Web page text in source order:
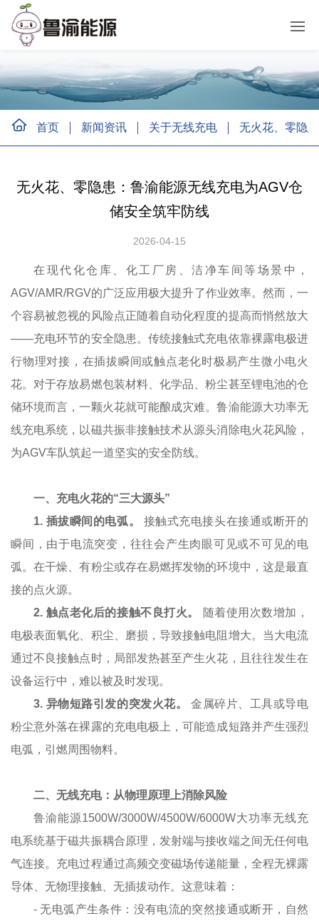
首页 新闻资讯 关于无线充电 无火花、零隐
无火花、零隐患：鲁渝能源无线充电为AGV仓
储安全筑牢防线
2026-04-15
在现代化仓库、化工厂房、洁净车间等场景中，
AGV/AMR/RGV的广泛应用极大提升了作业效率。然而，一
个容易被忽视的风险点正随着自动化程度的提高而悄然放大
——充电环节的安全隐患。传统接触式充电依靠裸露电极进
行物理对接，在插拔瞬间或触点老化时极易产生微小电火
花。对于存放易燃包装材料、化学品、粉尘甚至锂电池的仓
储环境而言，一颗火花就可能酿成灾难。鲁渝能源大功率无
线充电系统，以磁共振非接触技术从源头消除电火花风险，
为AGV车队筑起一道坚实的安全防线。
一、充电火花的“三大源头”
1. 插拔瞬间的电弧。 接触式充电接头在接通或断开的
瞬间，由于电流突变，往往会产生肉眼可见或不可见的电
弧。在干燥、有粉尘或存在易燃挥发物的环境中，这是最直
接的点火源。
2. 触点老化后的接触不良打火。
随着使用次数增加，
电极表面氧化、积尘、磨损，导致接触电阻增大。当大电流
通过不良接触点时，局部发热甚至产生火花，且往往发生在
设备运行中，难以被及时发现。
3. 异物短路引发的突发火花。 金属碎片、工具或导电
粉尘意外落在裸露的充电电极上，可能造成短路并产生强烈
电弧，引燃周围物料。
二、无线充电：从物理原理上消除风险
鲁渝能源1500W/3000W/4500W/6000W大功率无线充
电系统基于磁共振耦合原理，发射端与接收端之间无任何电
气连接。充电过程通过高频交变磁场传递能量，全程无裸露
导体、无物理接触、无插拔动作。这意味着：
- 无电弧产生条件：没有电流的突然接通或断开，自然